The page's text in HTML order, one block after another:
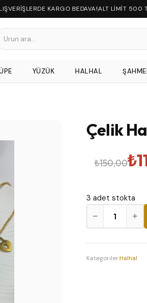
KARGO BEDAVA!ALT LİMİT 500
YÜZÜK HALHAL
Çelik
₺150,00₺
Şu
fiyat:
3 adet stokta
Halhal
adet
− +
Kategoriler:Halhal